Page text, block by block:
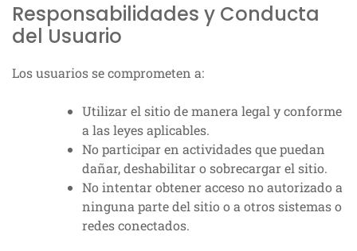
Responsabilidades y Conducta
del Usuario
Los usuarios se comprometen a:
Utilizar el sitio de manera legal y conforme
a las leyes aplicables.
No participar en actividades que puedan
dañar, deshabilitar o sobrecargar el sitio.
No intentar obtener acceso no autorizado a
ninguna parte del sitio o a otros sistemas o
redes conectados.